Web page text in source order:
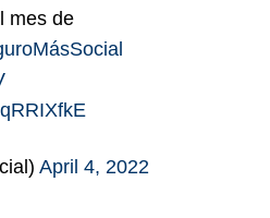
mes de
April 4, 2022